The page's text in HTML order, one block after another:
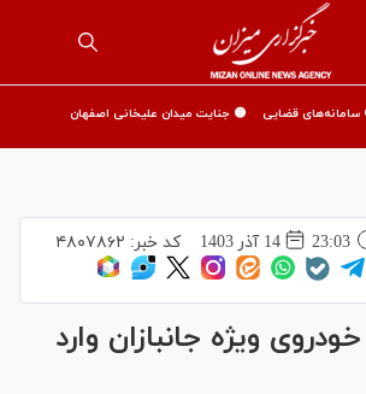
سامانه‌های قضایی 🟡 جنایت میدان علیخانی اصفهان
23:03 14 آذر 1403 کد خبر: ۴۸۰۷۸۶۲
ویژه جانبازان وارد